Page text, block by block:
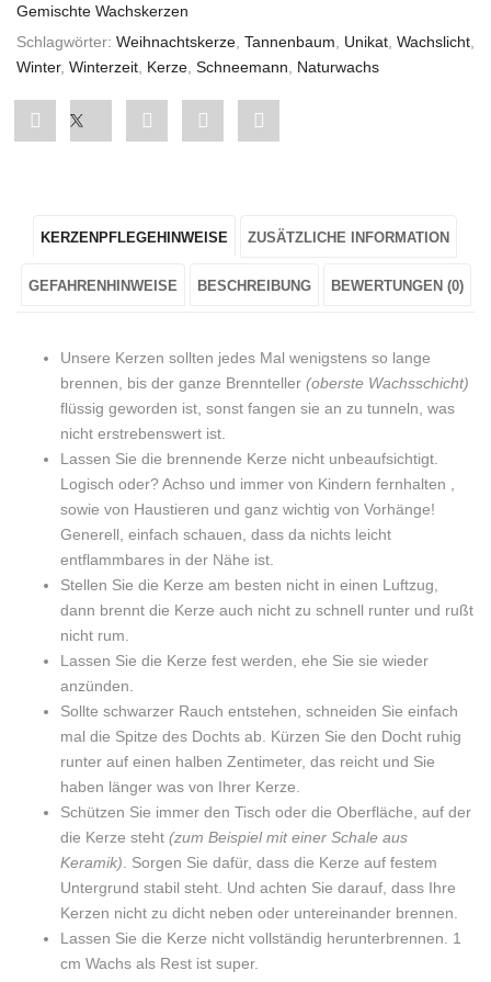
Gemischte Wachskerzen
Schlagwörter: Weihnachtskerze Tannenbaum Unikat Wachslicht
Winter, Winterzeit Kerze Schneemann Naturwachs
Share
Schneemann“
Natur"
Facebook
„Kleiner
Schneemann“
on
Twitter
Share
Schneemann“
Natur"
Google
Plus
Pin
Schneemann“
Natur"
Pinterest
Share
Schneemann“
Natur"
LinkedIn
KERZENPFLEGEHINWEISE ZUSÄTZLICHE INFORMATION
GEFAHRENHINWEISE BESCHREIBUNG BEWERTUNGEN (0)
Unsere Kerzen sollten jedes Mal wenigstens so lange
brennen, bis der ganze Brennteller (oberste Wachsschicht)
flüssig geworden ist, sonst fangen sie an zu tunneln, was
nicht erstrebenswert ist.
Lassen Sie die brennende Kerze nicht unbeaufsichtigt.
Logisch oder? Achso und immer von Kindern fernhalten ,
sowie von Haustieren und ganz wichtig von Vorhänge!
Generell, einfach schauen, dass da nichts leicht
entflammbares in der Nähe ist.
Stellen Sie die Kerze am besten nicht in einen Luftzug,
dann brennt die Kerze auch nicht zu schnell runter und rußt
nicht rum.
Lassen Sie die Kerze fest werden, ehe Sie sie wieder
anzünden.
Sollte schwarzer Rauch entstehen, schneiden Sie einfach
mal die Spitze des Dochts ab. Kürzen Sie den Docht ruhig
runter auf einen halben Zentimeter, das reicht und Sie
haben länger was von Ihrer Kerze.
Schützen Sie immer den Tisch oder die Oberfläche, auf der
die Kerze steht (zum Beispiel mit einer Schale aus
Keramik) . Sorgen Sie dafür, dass die Kerze auf festem
Untergrund stabil steht. Und achten Sie darauf, dass Ihre
Kerzen nicht zu dicht neben oder untereinander brennen.
Lassen Sie die Kerze nicht vollständig herunterbrennen. 1
cm Wachs als Rest ist super.